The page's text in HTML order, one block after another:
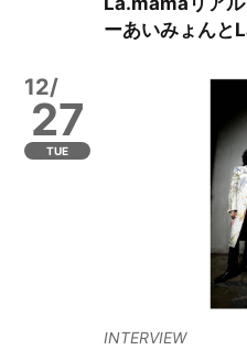
ーあいみょんと
12/
27
TUE
INTERVIEW